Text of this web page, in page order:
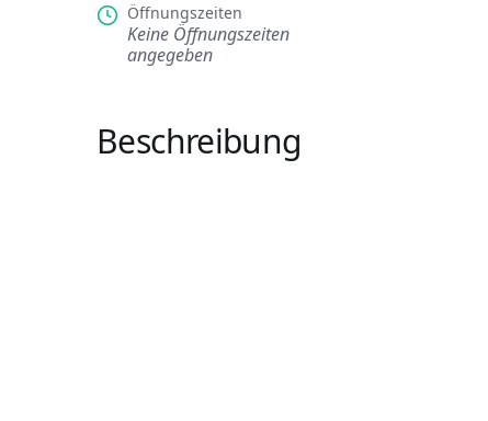
Öffnungszeiten
Keine Öffnungszeiten
angegeben
Beschreibung